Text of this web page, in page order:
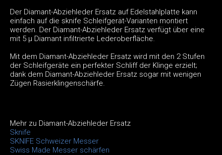
Der Diamant-Abziehleder Ersatz auf Edelstahlplatte kann
einfach auf die sknife Schleifgerät-Varianten montiert
werden. Der Diamant-Abziehleder Ersatz verfügt über eine
mit 5 µ Diamant infiltrierte Lederoberfläche.
Mit dem Diamant-Abziehleder Ersatz wird mit den 2 Stufen
der Schleifgeräte ein perfekter Schliff der Klinge erzielt;
dank dem Diamant-Abziehleder Ersatz sogar mit wenigen
Zügen Rasierklingenschärfe.
Mehr zu Diamant-Abziehleder Ersatz
Sknife
SKNIFE Schweizer Messer
Swiss Made Messer schärfen